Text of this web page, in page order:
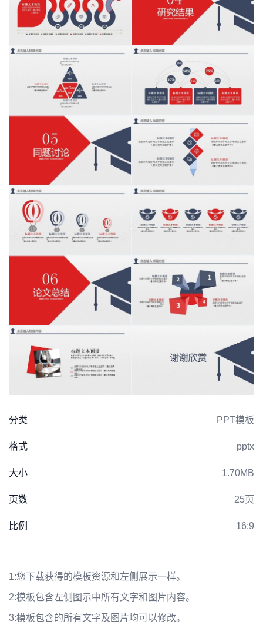
分类 PPT模板
格式 pptx
大小 1.70MB
页数 25页
比例 16:9
1:您下载获得的模板资源和左侧展示一样。
2:模板包含左侧图示中所有文字和图片内容。
3:模板包含的所有文字及图片均可以修改。